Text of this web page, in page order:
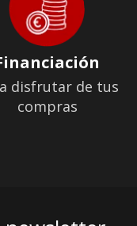
disfrutar de tus
compras